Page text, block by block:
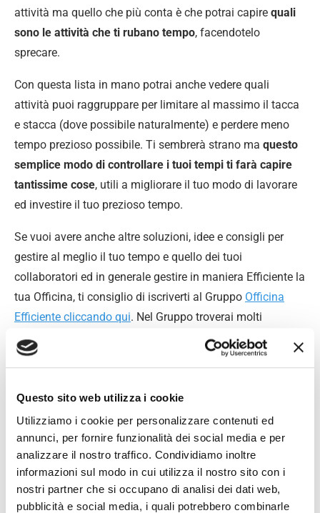
Questo sito web utilizza i cookie
Utilizziamo i cookie per personalizzare contenuti ed
annunci, per fornire funzionalità dei social media e per
analizzare il nostro traffico. Condividiamo inoltre
informazioni sul modo in cui utilizza il nostro sito con i
nostri partner che si occupano di analisi dei dati web,
pubblicità e social media, i quali potrebbero combinarle
attività ma quello che più conta è che potrai capire quali
sono le attività che ti rubano tempo, facendotelo
sprecare.
Con questa lista in mano potrai anche vedere quali
attività puoi raggruppare per limitare al massimo il tacca
e stacca (dove possibile naturalmente) e perdere meno
tempo prezioso possibile. Ti sembrerà strano ma questo
semplice modo di controllare i tuoi tempi ti farà capire
tantissime cose, utili a migliorare il tuo modo di lavorare
ed investire il tuo prezioso tempo.
Se vuoi avere anche altre soluzioni, idee e consigli per
gestire al meglio il tuo tempo e quello dei tuoi
collaboratori ed in generale gestire in maniera Efficiente la
tua Officina, ti consiglio di iscriverti al Gruppo Officina
Efficiente cliccando qui. Nel Gruppo troverai molti
materiali utili ed idee già belle e pronte e potrai
confrontarti su tematiche che riguardano la gestione delle
Iscriviti al gruppo Facebook dedicato ai
Meccanici
Non aspettare, chiedi di essere ammesso al Gruppo
chiuso riservato solo ai titolari di un’Officina. Ti aspetto